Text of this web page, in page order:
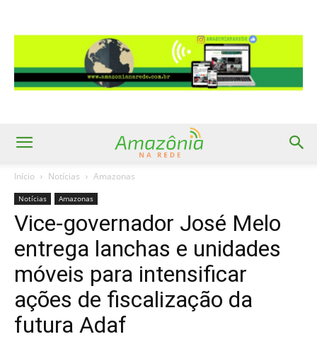
Início Notícias Amazonas
Notícias Amazonas
Vice-governador José Melo
entrega lanchas e unidades
móveis para intensificar
ações de fiscalização da
futura Adaf